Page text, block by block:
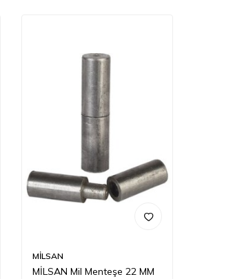
MİLSAN
MİLSAN Mil Menteşe 22 MM